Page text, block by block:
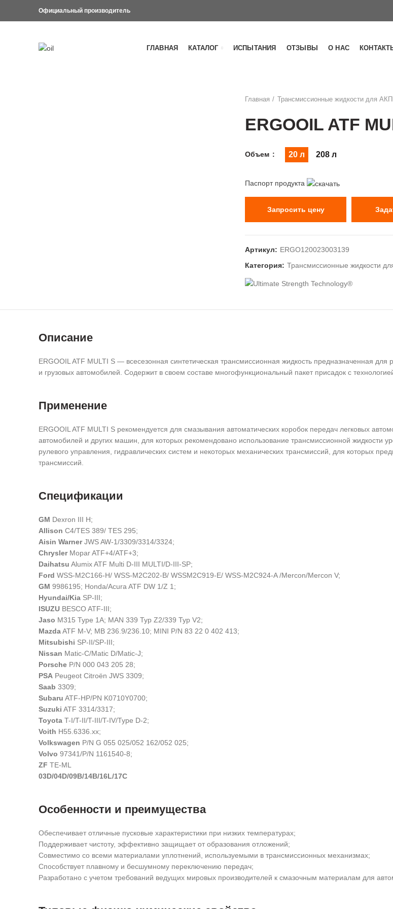
Официальный производитель
ГЛАВНАЯ КАТАЛОГ ИСПЫТАНИЯ ОТЗЫВЫ О НАС
Главная Трансмиссионные жидкости для
ERGOOIL ATF
Объем 20 л 208 л
Паспорт продукта
Запросить цену
Артикул: ERGO120023003139
Категория: Трансмиссионные жидкости
Описание
ERGOOIL ATF MULTI S — всесезонная синтетическая трансмиссионная жидкость предназначенная
и грузовых автомобилей. Содержит в своем составе многофункциональный пакет присадок с
Применение
ERGOOIL ATF MULTI S рекомендуется для смазывания автоматических коробок передач легковых
автомобилей и других машин, для которых рекомендовано использование трансмиссионной жидкости
рулевого управления, гидравлических систем и некоторых механических трансмиссий, для которых
трансмиссий.
Спецификации
GM Dexron III H;
Allison C4/TES 389/ TES 295;
Aisin WarnerJWS AW-1/3309/3314/3324;
ChryslerMopar ATF+4/ATF+3;
Daihatsu Alumix ATF Multi D-III MULTI/D-III-SP;
Ford WSS-M2C166-H/ WSS-M2C202-B/ WSSM2C919-E/ WSS-M2C924-A /Mercon/Mercon V;
GM 9986195; Honda/Acura ATF DW 1/Z 1;
Hyundai/Kia SP-III;
ISUZU BESCO ATF-III;
Jaso M315 Type 1A; MAN 339 Typ Z2/339 Typ V2;
MazdaATF M-V; MB 236.9/236.10; MINI P/N 83 22 0 402 413;
Mitsubishi SP-II/SP-III;
Nissan Matic-C/Matic D/Matic-J;
Porsche P/N 000 043 205 28;
PSA Peugeot Citroën JWS 3309;
Saab 3309;
Subaru ATF-HP/PN K0710Y0700;
Suzuki ATF 3314/3317;
Toyota T-I/T-II/T-III/T-IV/Type D-2;
Voith H55.6336.xx;
Volkswagen P/N G 055 025/052 162/052 025;
Volvo 97341/P/N 1161540-8;
ZF TE-ML
03D/04D/09B/14B/16L/17C
Особенности и преимущества
Обеспечивает отличные пусковые характеристики при низких температурах;
Поддерживает чистоту, эффективно защищает от образования отложений;
Совместимо со всеми материалами уплотнений, используемыми в трансмиссионных механизмах;
Способствует плавному и бесшумному переключению передач;
Разработано с учетом требований ведущих мировых производителей к смазочным материалам для